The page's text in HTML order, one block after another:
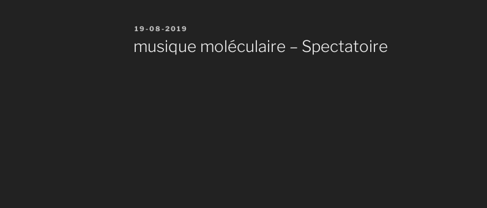
Publié
19-08-2019
musique moléculaire – Spectatoire